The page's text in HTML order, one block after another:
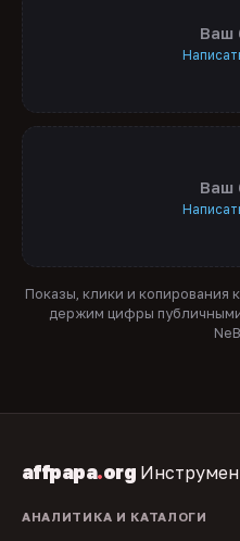
Ваш
Ваш
Показы, клики и копирования
держим цифры
affpapa.org
АНАЛИТИКА И КАТАЛОГИ